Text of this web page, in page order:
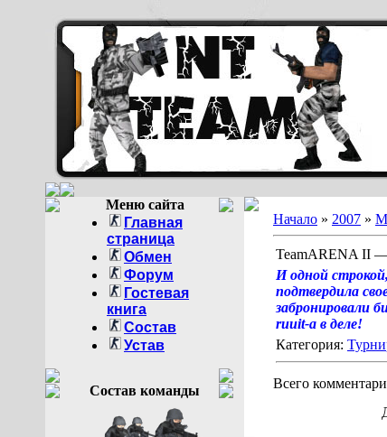
Меню сайта
Главная
страница
Обмен
Форум
Гостевая
книга
Состав
Устав
Состав команды
Начало » 2007 »
TeamARENA II —
И одной
подтвердила
забронировали
ruuit-а в деле!
Категория:
Всего